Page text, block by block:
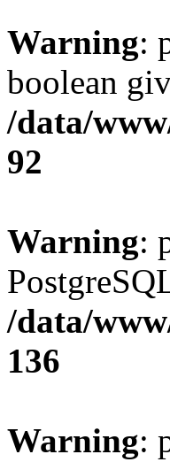
Warning:
boolean
/data/
92
Warning:
/data/
136
Warning: